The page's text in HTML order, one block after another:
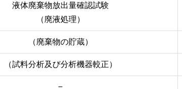
液体廃棄物放出量確認試験
（廃液処理）
（廃棄物の貯蔵）
（試料分析及び分析機器較正）
−